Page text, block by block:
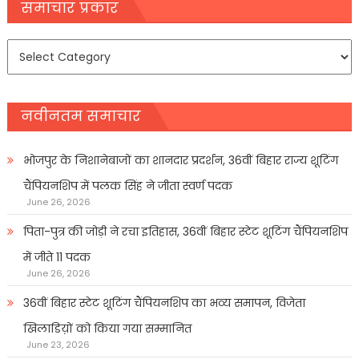
navigation
समाचार प्रकार
समाचार
नवीनतम समाचार
भोजपुर के निशानेबाजों का शानदार प्रदर्शन, 36वीं बिहार राज्य शूटिंग
चैंपियनशिप में पलक सिंह ने जीता स्वर्ण पदक
June 26, 2026
पिता-पुत्र की जोड़ी ने रचा इतिहास, 36वीं बिहार स्टेट शूटिंग चैंपियनशिप
में जीते 11 पदक
June 26, 2026
36वीं बिहार स्टेट शूटिंग चैंपियनशिप का भव्य समापन, विजेता
खिलाडिय़ों को किया गया सम्मानित
June 23, 2026